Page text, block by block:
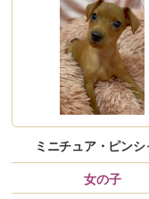
ミニチュア・ピンシ
女の子